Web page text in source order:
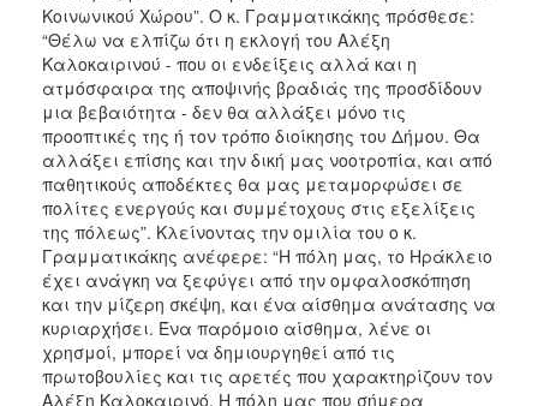
Κοινωνικού Χώρου”. Ο κ. Γραμματικάκης πρόσθεσε:
“Θέλω να ελπίζω ότι η εκλογή του Αλέξη
Καλοκαιρινού - που οι ενδείξεις αλλά και η
ατμόσφαιρα της αποψινής βραδιάς της προσδίδουν
μια βεβαιότητα - δεν θα αλλάξει μόνο τις
προοπτικές της ή τον τρόπο διοίκησης του Δήμου. Θα
αλλάξει επίσης και την δική μας νοοτροπία, και από
παθητικούς αποδέκτες θα μας μεταμορφώσει σε
πολίτες ενεργούς και συμμέτοχους στις εξελίξεις
της πόλεως”. Κλείνοντας την ομιλία του ο κ.
Γραμματικάκης ανέφερε: “Η πόλη μας, το Ηράκλειο
έχει ανάγκη να ξεφύγει από την ομφαλοσκόπηση
και την μίζερη σκέψη, και ένα αίσθημα ανάτασης να
κυριαρχήσει. Ένα παρόμοιο αίσθημα, λένε οι
χρησμοί, μπορεί να δημιουργηθεί από τις
πρωτοβουλίες και τις αρετές που χαρακτηρίζουν τον
Αλέξη Καλοκαιρινό. Η πόλη μας που σήμερα